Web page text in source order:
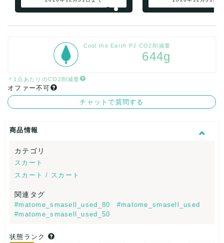
Cool the Earth PJ CO2削減量
644g
＊1点あたりのCO2削減量
オファー不可
チャットで質問する
商品情報
カテゴリ
スカート
スカート / スカート
関連タグ
#matome_smasell_used_80
#matome_smasell_used
#matome_smasell_used_50
状態ランク